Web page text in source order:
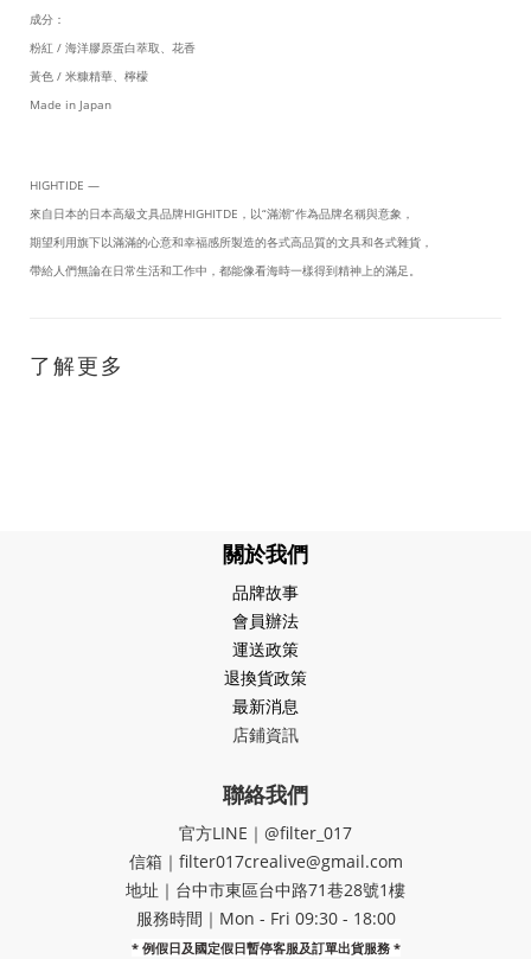
成分：
粉紅 / 海洋膠原蛋白萃取、花香
黃色 / 米糠精華、檸檬
Made in Japan
HIGHTIDE —
來自日本的日本高級文具品牌HIGHITDE ，以“滿潮”作為品牌名稱與意象，
期望利用旗下以滿滿的心意和幸福感所製造的各式高品質的文具和各式雜貨，
帶給人們無論在日常生活和工作中，都能像看海時一樣得到精神上的滿足。
了解更多
關於我們
品牌故事
會員辦法
運送政策
退換貨政策
最新消息
店鋪資訊
聯絡我們
官方LINE｜@filter_017
信箱｜filter017crealive@gmail.com
地址｜​台中市東區台中路71巷28號1樓
服務時間｜Mon - Fri 09:30 - 18:00
* 例假日及國定假日暫停客服及訂單出貨服務 *